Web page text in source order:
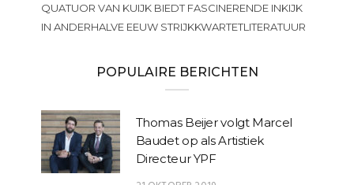
QUATUOR VAN KUIJK BIEDT FASCINERENDE INKIJK
IN ANDERHALVE EEUW STRIJKKWARTETLITERATUUR
POPULAIRE BERICHTEN
Thomas Beijer volgt Marcel
Baudet op als Artistiek
Directeur YPF